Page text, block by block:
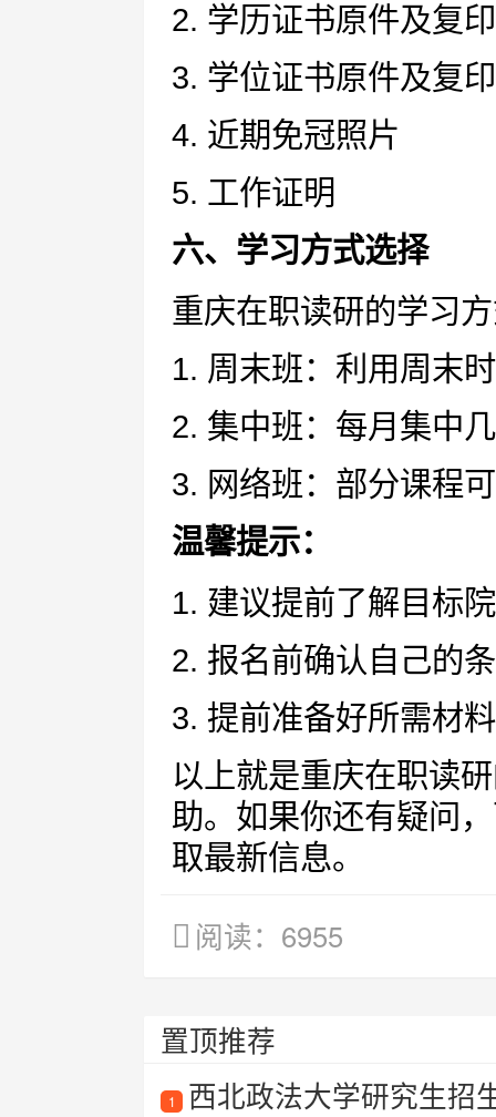
2. 学历证书原件及复
3. 学位证书原件及复
4. 近期免冠照片
5. 工作证明
六、学习方式选择
重庆在职读研的学习
1. 周末班：利用周末
2. 集中班：每月集中
3. 网络班：部分课程
温馨提示：
1. 建议提前了解目标
2. 报名前确认自己的
3. 提前准备好所需材
以上就是重庆在职读
助。如果你还有疑问
取最新信息。
阅读：6955
置顶推荐
1
西北政法大学研究生招